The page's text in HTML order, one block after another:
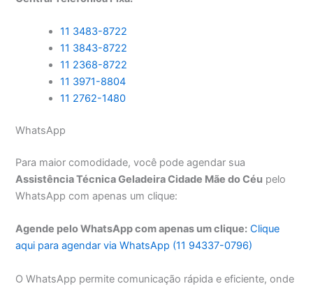
11 3483-8722
11 3843-8722
11 2368-8722
11 3971-8804
11 2762-1480
WhatsApp
Para maior comodidade, você pode agendar sua
Assistência Técnica Geladeira Cidade Mãe do Céu pelo
WhatsApp com apenas um clique:
Agende pelo WhatsApp com apenas um clique: Clique
aqui para agendar via WhatsApp (11 94337-0796)
O WhatsApp permite comunicação rápida e eficiente, onde